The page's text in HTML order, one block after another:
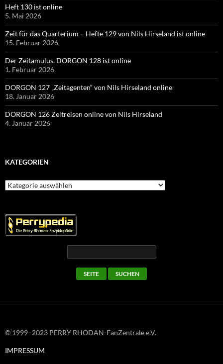
Heft 130 ist online
5. Mai 2026
Zeit für das Quarterium – Hefte 129 von Nils Hirseland ist online
15. Februar 2026
Der Zeitamulus, DORGON 128 ist online
1. Februar 2026
DORGON 127 „Zeitagenten“ von Nils Hirseland online
18. Januar 2026
DORGON 126 Zeitreisen online von Nils Hirseland
4. Januar 2026
KATEGORIEN
Kategorien
© 1999–2023 PERRY RHODAN-FanZentrale e.V.
IMPRESSUM